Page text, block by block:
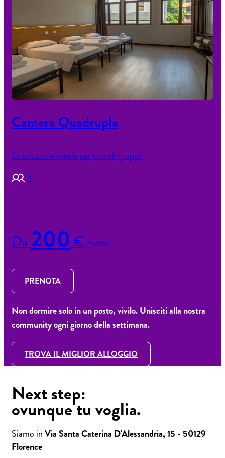
Camera Quadrupla
La soluzione ideale per piccoli gruppi.
4
Da200€/notte
PRENOTA
Non dormire solo in un posto, vivilo. Unisciti alla nostra
community ogni giorno della settimana.
TROVA IL MIGLIOR ALLOGGIO
Next step:
ovunque tu voglia.
Siamo inVia Santa Caterina D'Alessandria, 15 - 50129
Florence